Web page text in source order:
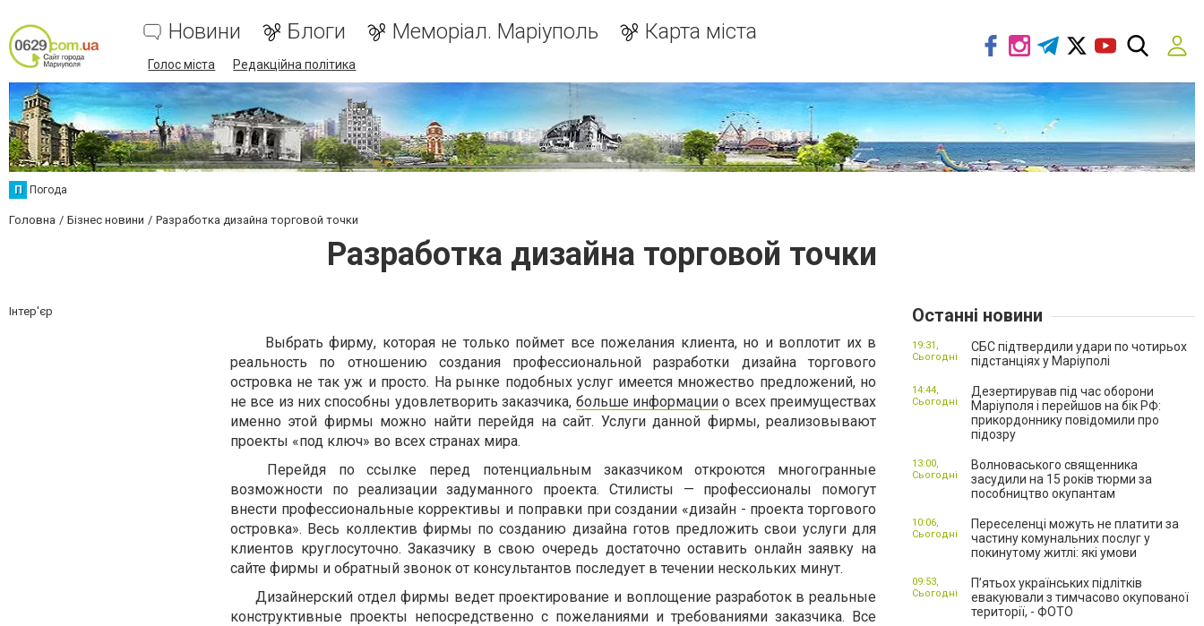
Новини Блоги Меморіал. Маріуполь Карта міста
Голос міста Редакційна політика
П Погода
Головна Бізнес новини Разработка дизайна торговой точки
Разработка дизайна торговой точки
Інтер'єр
Выбрать фирму, которая не только поймет все пожелания клиента, но и воплотит их в
реальность по отношению создания профессиональной разработки дизайна торгового
островка не так уж и просто. На рынке подобных услуг имеется множество предложений, но
не все из них способны удовлетворить заказчика, больше информациио всех преимуществах
именно этой фирмы можно найти перейдя на сайт. Услуги данной фирмы, реализовывают
проекты «под ключ» во всех странах мира.
Перейдя по ссылке перед потенциальным заказчиком откроются многогранные
возможности по реализации задуманного проекта. Стилисты — профессионалы помогут
внести профессиональные коррективы и поправки при создании «дизайн - проекта торгового
островка». Весь коллектив фирмы по созданию дизайна готов предложить свои услуги для
клиентов круглосуточно. Заказчику в свою очередь достаточно оставить онлайн заявку на
сайте фирмы и обратный звонок от консультантов последует в течении нескольких минут.
Дизайнерский отдел фирмы ведет проектирование и воплощение разработок в реальные
конструктивные проекты непосредственно с пожеланиями и требованиями заказчика. Все
Останні новини
СБС підтвердили удари по чотирьох
підстанціях у Маріуполі
19:31,
Сьогодні
Дезертирував під час оборони
Маріуполя і перейшов на бік РФ:
прикордоннику повідомили про
підозру
14:44,
Сьогодні
Волноваського священника
засудили на 15 років тюрми за
пособництво окупантам
13:00,
Сьогодні
Переселенці можуть не платити за
частину комунальних послуг у
покинутому житлі: які умови
10:06,
Сьогодні
П’ятьох українських підлітків
евакуювали з тимчасово окупованої
території, - ФОТО
09:53,
Сьогодні